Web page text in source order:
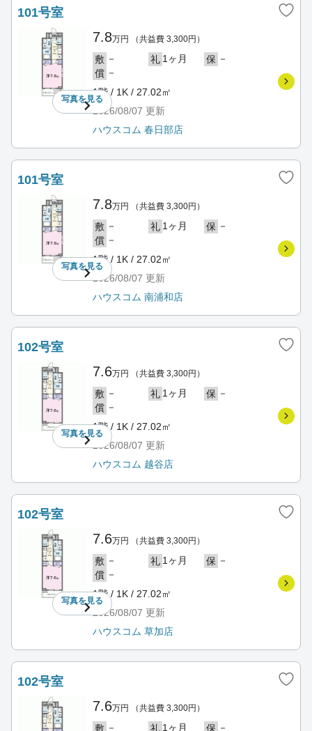
101号室
写真を見る
7.8万円 （共益費 3,300円）
敷 － 礼 1ヶ月 保 －
償 －
1階 / 1K / 27.02㎡
2026/08/07 更新
ハウスコム 春日部店
101号室
写真を見る
7.8万円 （共益費 3,300円）
敷 － 礼 1ヶ月 保 －
償 －
1階 / 1K / 27.02㎡
2026/08/07 更新
ハウスコム 南浦和店
102号室
写真を見る
7.6万円 （共益費 3,300円）
敷 － 礼 1ヶ月 保 －
償 －
1階 / 1K / 27.02㎡
2026/08/07 更新
ハウスコム 越谷店
102号室
写真を見る
7.6万円 （共益費 3,300円）
敷 － 礼 1ヶ月 保 －
償 －
1階 / 1K / 27.02㎡
2026/08/07 更新
ハウスコム 草加店
102号室
7.6万円 （共益費 3,300円）
敷 － 礼 1ヶ月 保 －